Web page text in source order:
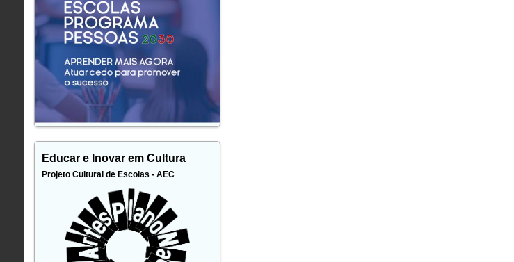
Educar e Inovar em Cultura
Projeto Cultural de Escolas - AEC